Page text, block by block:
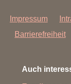
Impressum
Barrierefreiheit
Auch